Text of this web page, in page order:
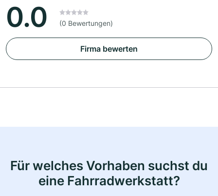
0.0 (0 Bewertungen)
Firma bewerten
Für welches Vorhaben suchst du
eine Fahrradwerkstatt?